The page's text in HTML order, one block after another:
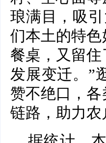
琅满目，吸
们本土的特
餐桌，又留
发展变迁。”
赞不绝口，
链路，助力